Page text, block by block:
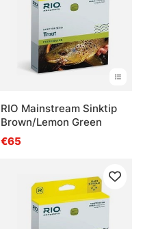
RIO Mainstream Sinktip
Brown/Lemon Green
€65